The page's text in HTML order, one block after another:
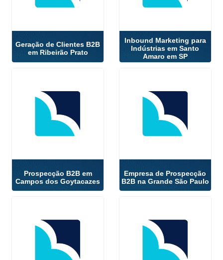
Geração de Clientes B2B
em Ribeirão Prato
Inbound Marketing para
Indústrias em Santo
Amaro em SP
Prospecção B2B em
Campos dos Goytacazes
Empresa de Prospecção
B2B na Grande São Paulo